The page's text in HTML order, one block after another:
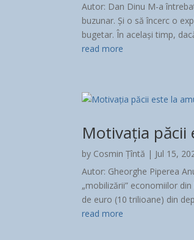
Autor: Dan Dinu M-a
buzunar. Și o să încerc o
bugetar. În același timp,
read more
Motivația
by Cosmin Țîntă | Jul 15,
Autor: Gheorghe Piperea
„mobilizării” economiilor
de euro (10 trilioane) din
read more